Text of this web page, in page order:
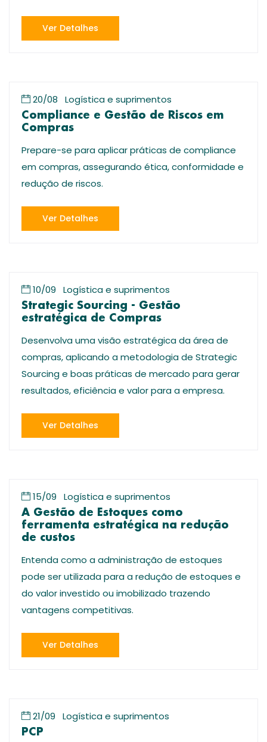
Ver Detalhes
20/08 Logística e suprimentos
Compliance e Gestão de Riscos em
Compras
Prepare-se para aplicar práticas de compliance
em compras, assegurando ética, conformidade e
redução de riscos.
Ver Detalhes
10/09 Logística e suprimentos
Strategic Sourcing - Gestão
estratégica de Compras
Desenvolva uma visão estratégica da área de
compras, aplicando a metodologia de Strategic
Sourcing e boas práticas de mercado para gerar
resultados, eficiência e valor para a empresa.
Ver Detalhes
15/09 Logística e suprimentos
A Gestão de Estoques como
ferramenta estratégica na redução
de custos
Entenda como a administração de estoques
pode ser utilizada para a redução de estoques e
do valor investido ou imobilizado trazendo
vantagens competitivas.
Ver Detalhes
21/09 Logística e suprimentos
PCP